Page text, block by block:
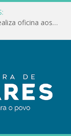
Conselho Municipal de Assistência Social realiza oficina aos servidores